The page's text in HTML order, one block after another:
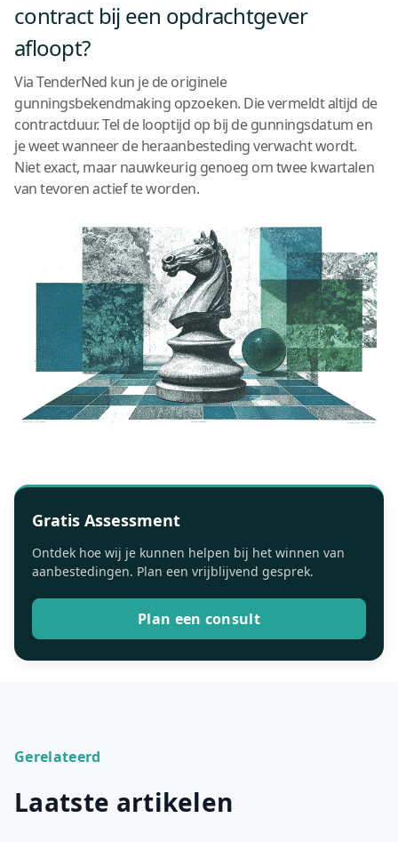
contract bij een opdrachtgever
afloopt?
Via TenderNed kun je de originele
gunningsbekendmaking opzoeken. Die vermeldt altijd de
contractduur. Tel de looptijd op bij de gunningsdatum en
je weet wanneer de heraanbesteding verwacht wordt.
Niet exact, maar nauwkeurig genoeg om twee kwartalen
van tevoren actief te worden.
Gratis Assessment
Ontdek hoe wij je kunnen helpen bij het winnen van
aanbestedingen. Plan een vrijblijvend gesprek.
Plan een consult
Gerelateerd
Laatste artikelen